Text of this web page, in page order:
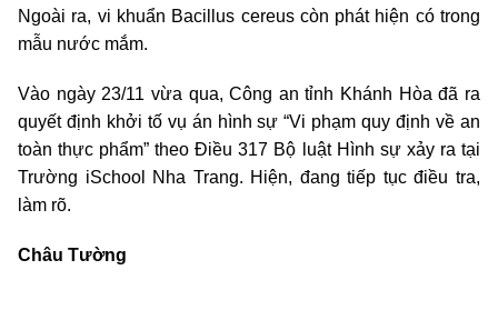
Ngoài ra, vi khuẩn Bacillus cereus còn phát hiện có trong
mẫu nước mắm.
Vào ngày 23/11 vừa qua, Công an tỉnh Khánh Hòa đã ra
quyết định khởi tố vụ án hình sự “Vi phạm quy định về an
toàn thực phẩm” theo Điều 317 Bộ luật Hình sự xảy ra tại
Trường iSchool Nha Trang. Hiện, đang tiếp tục điều tra,
làm rõ.
Châu Tường